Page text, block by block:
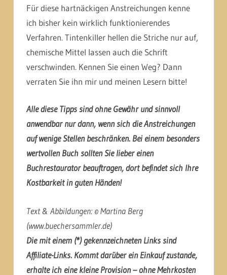
Für diese hartnäckigen Anstreichungen kenne
ich bisher kein wirklich funktionierendes
Verfahren. Tintenkiller hellen die Striche nur auf,
chemische Mittel lassen auch die Schrift
verschwinden. Kennen Sie einen Weg? Dann
verraten Sie ihn mir und meinen Lesern bitte!
Alle diese Tipps sind ohne Gewähr und sinnvoll
anwendbar nur dann, wenn sich die Anstreichungen
auf wenige Stellen beschränken. Bei einem besonders
wertvollen Buch sollten Sie lieber einen
Buchrestaurator beauftragen, dort befindet sich Ihre
Kostbarkeit in guten Händen!
Text & Abbildungen: © Martina Berg
(www.buechersammler.de)
Die mit einem (*) gekennzeichneten Links sind
Affiliate-Links. Kommt darüber ein Einkauf zustande,
erhalte ich eine kleine Provision – ohne Mehrkosten